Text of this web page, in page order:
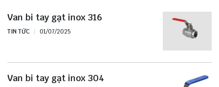
Van bi tay gạt inox 316
TIN TỨC 01/07/2025
Van bi tay gạt inox 304